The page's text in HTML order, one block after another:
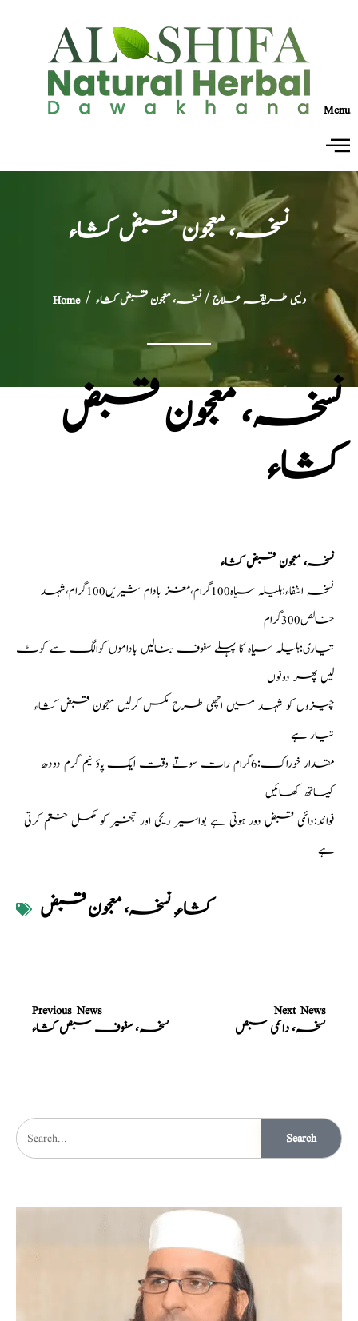
Menu
نسخہ، معجون قبض کشاء
Home/ دیسی طریقہ علاج/ نسخہ، معجون قبض کشاء
نسخہ، معجون قبض
کشاء
نسخہ، معجون قبض کشاء
نسخہ الشفاء:ہلیلہ سیاہ100گرام،مغز بادام شیریں100گرام،شہد
خالص300گرام
تیاری:ہلیلہ سیاہ کا پہلے سفوف بنالیں باداموں کوالگ سے کوٹ
لیں پھر دونوں
چیزوں کو شہد میں اچھی طرح مکس کرلیں معجون قبض کشاء
تیار ہے
مقدار خوراک:6گرام رات سوتے وقت ایک پاؤ نیم گرم دودھ
کیساتھ کھائیں
فوائد:دائمی قبض دور ہوتی ہے بواسیر ریحی اور تبخیر کو مکمل ختم کرتی
ہے
کشاء,نسخہ، معجون قبض
Previous News
نسخہ، سفوف قبض کشاء
Next News
نسخہ، دائمی قبض
Search